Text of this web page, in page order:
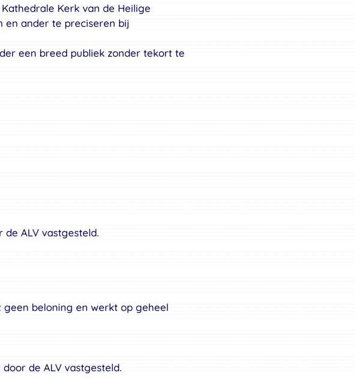
Kerk van de Heilige
en ander te preciseren bij
een breed publiek zonder tekort te
ALV vastgesteld.
beloning en werkt op geheel
de ALV vastgesteld.